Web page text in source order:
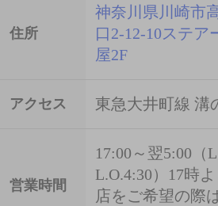
住所
神奈川県川崎市
口2-12-10ステア
屋2F
アクセス 東急大井町線 溝
営業時間
17:00～翌5:00（
L.O.4:30）17時
店をご希望の際